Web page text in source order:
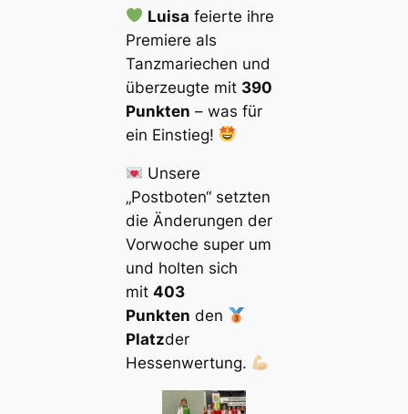
Luisa feierte ihre
Premiere als
Tanzmariechen und
überzeugte mit 390
Punkten – was für
ein Einstieg!
Unsere
„Postboten“ setzten
die Änderungen der
Vorwoche super um
und holten sich
mit 403
Punkten den
Platzder
Hessenwertung.